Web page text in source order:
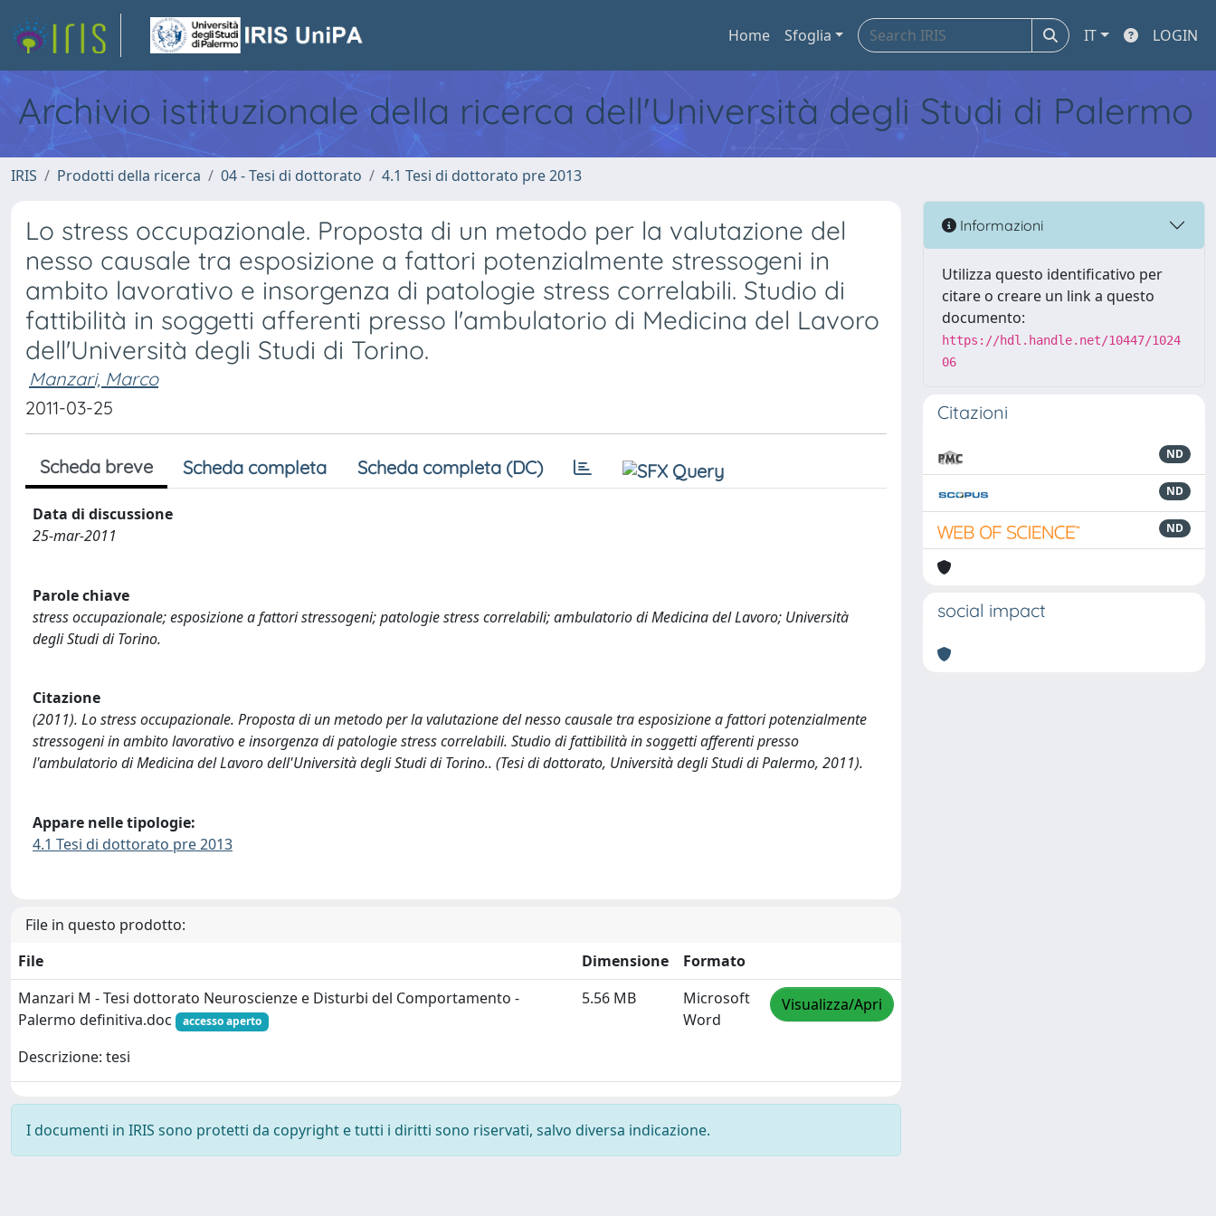
Home Sfoglia IT LOGIN
Archivio istituzionale della ricerca dell'Università degli Studi di Palermo
IRIS Prodotti della ricerca 04 - Tesi di dottorato 4.1 Tesi di dottorato pre 2013
Lo stress occupazionale. Proposta di un metodo per la valutazione del
nesso causale tra esposizione a fattori potenzialmente stressogeni in
ambito lavorativo e insorgenza di patologie stress correlabili. Studio di
fattibilità in soggetti afferenti presso l'ambulatorio di Medicina del Lavoro
dell'Università degli Studi di Torino.
Manzari, Marco
2011-03-25
Scheda breve Scheda completa Scheda completa (DC)
Data di discussione
25-mar-2011
Parole chiave
stress occupazionale; esposizione a fattori stressogeni; patologie stress correlabili; ambulatorio di Medicina del Lavoro; Università
degli Studi di Torino.
Citazione
(2011). Lo stress occupazionale. Proposta di un metodo per la valutazione del nesso causale tra esposizione a fattori potenzialmente
stressogeni in ambito lavorativo e insorgenza di patologie stress correlabili. Studio di fattibilità in soggetti afferenti presso
l'ambulatorio di Medicina del Lavoro dell'Università degli Studi di Torino.. (Tesi di dottorato, Università degli Studi di Palermo, 2011).
Appare nelle tipologie:
4.1 Tesi di dottorato pre 2013
File in questo prodotto:
File
Dimensione
Formato
Manzari M - Tesi dottorato Neuroscienze e Disturbi del Comportamento -
Palermo definitiva.doc
accesso aperto
Descrizione: tesi
5.56 MB
Microsoft
Word
Visualizza/Apri
I documenti in IRIS sono protetti da copyright e tutti i diritti sono riservati, salvo diversa indicazione.
Informazioni
Utilizza questo identificativo per
citare o creare un link a questo
documento:
https://hdl.handle.net/10447/1024
06
Citazioni
ND
ND
ND
social impact